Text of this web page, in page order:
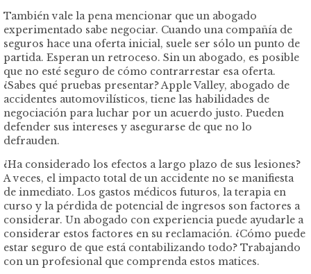
También vale la pena mencionar que un abogado
experimentado sabe negociar. Cuando una compañía de
seguros hace una oferta inicial, suele ser sólo un punto de
partida. Esperan un retroceso. Sin un abogado, es posible
que no esté seguro de cómo contrarrestar esa oferta.
¿Sabes qué pruebas presentar? Apple Valley, abogado de
accidentes automovilísticos, tiene las habilidades de
negociación para luchar por un acuerdo justo. Pueden
defender sus intereses y asegurarse de que no lo
defrauden.
¿Ha considerado los efectos a largo plazo de sus lesiones?
A veces, el impacto total de un accidente no se manifiesta
de inmediato. Los gastos médicos futuros, la terapia en
curso y la pérdida de potencial de ingresos son factores a
considerar. Un abogado con experiencia puede ayudarle a
considerar estos factores en su reclamación. ¿Cómo puede
estar seguro de que está contabilizando todo? Trabajando
con un profesional que comprenda estos matices.